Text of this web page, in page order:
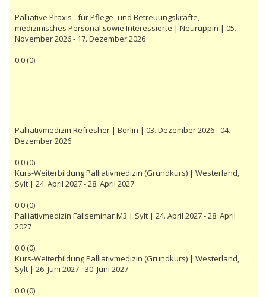
Palliative Praxis - für Pflege- und Betreuungskräfte,
medizinisches Personal sowie Interessierte | Neuruppin | 05.
November 2026 - 17. Dezember 2026
0.0(0)
Palliativmedizin Refresher | Berlin | 03. Dezember 2026 - 04.
Dezember 2026
0.0(0)
Kurs-Weiterbildung Palliativmedizin (Grundkurs) | Westerland,
Sylt | 24. April 2027 - 28. April 2027
0.0(0)
Palliativmedizin Fallseminar M3 | Sylt | 24. April 2027 - 28. April
2027
0.0(0)
Kurs-Weiterbildung Palliativmedizin (Grundkurs) | Westerland,
Sylt | 26. Juni 2027 - 30. Juni 2027
0.0(0)